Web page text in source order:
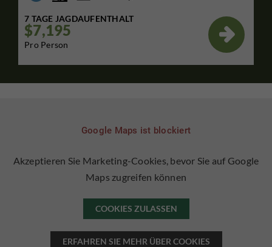
7 TAGE JAGDAUFENTHALT
$7,195
Pro Person

Google Maps ist blockiert
Akzeptieren Sie Marketing-Cookies, bevor Sie auf Google
Maps zugreifen können
COOKIES ZULASSEN
ERFAHREN SIE MEHR ÜBER COOKIES